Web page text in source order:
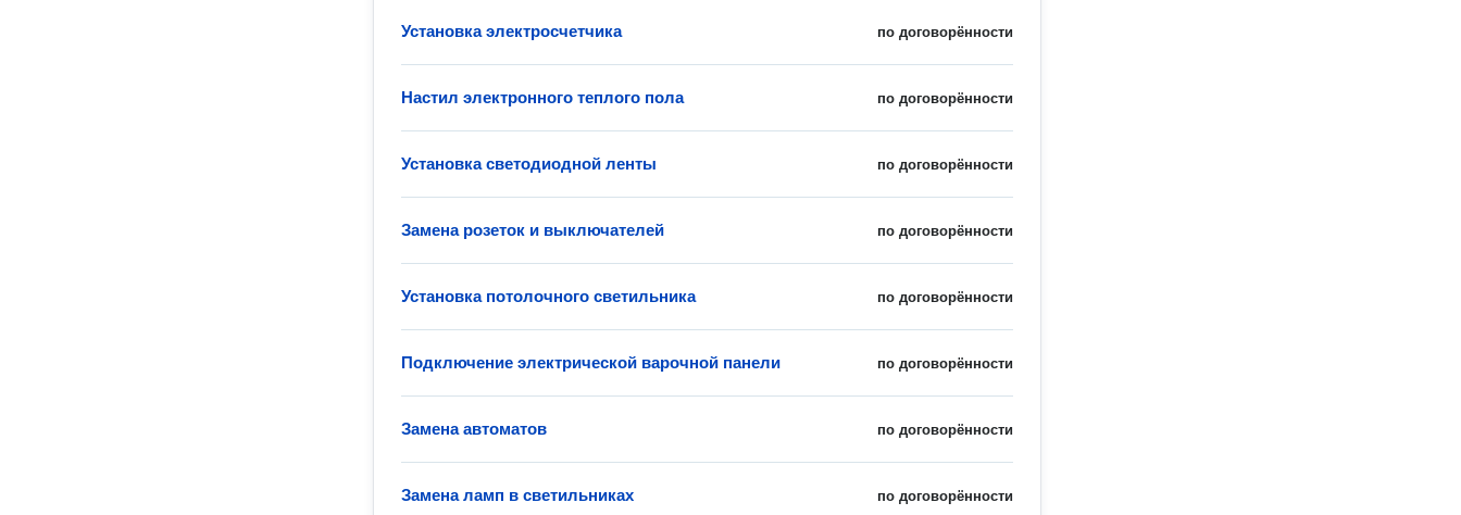
по договорённости
Установка электросчетчика
по договорённости
Настил электронного теплого пола
по договорённости
Установка светодиодной ленты
по договорённости
Замена розеток и выключателей
по договорённости
Установка потолочного светильника
по договорённости
Подключение электрической варочной панели
по договорённости
Замена автоматов
по договорённости
Замена ламп в светильниках